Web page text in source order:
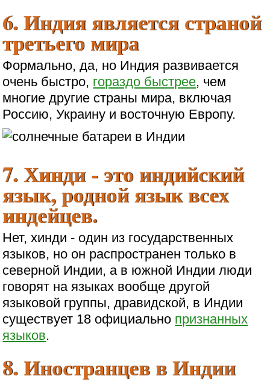
6. Индия является страной
третьего мира
Формально, да, но Индия развивается
очень быстро, гораздо быстрее, чем
многие другие страны мира, включая
Россию, Украину и восточную Европу.
7. Хинди - это индийский
язык, родной язык всех
индейцев.
Нет, хинди - один из государственных
языков, но он распространен только в
северной Индии, а в южной Индии люди
говорят на языках вообще другой
языковой группы, дравидской, в Индии
существует 18 официально признанных
языков.
8. Иностранцев в Индии